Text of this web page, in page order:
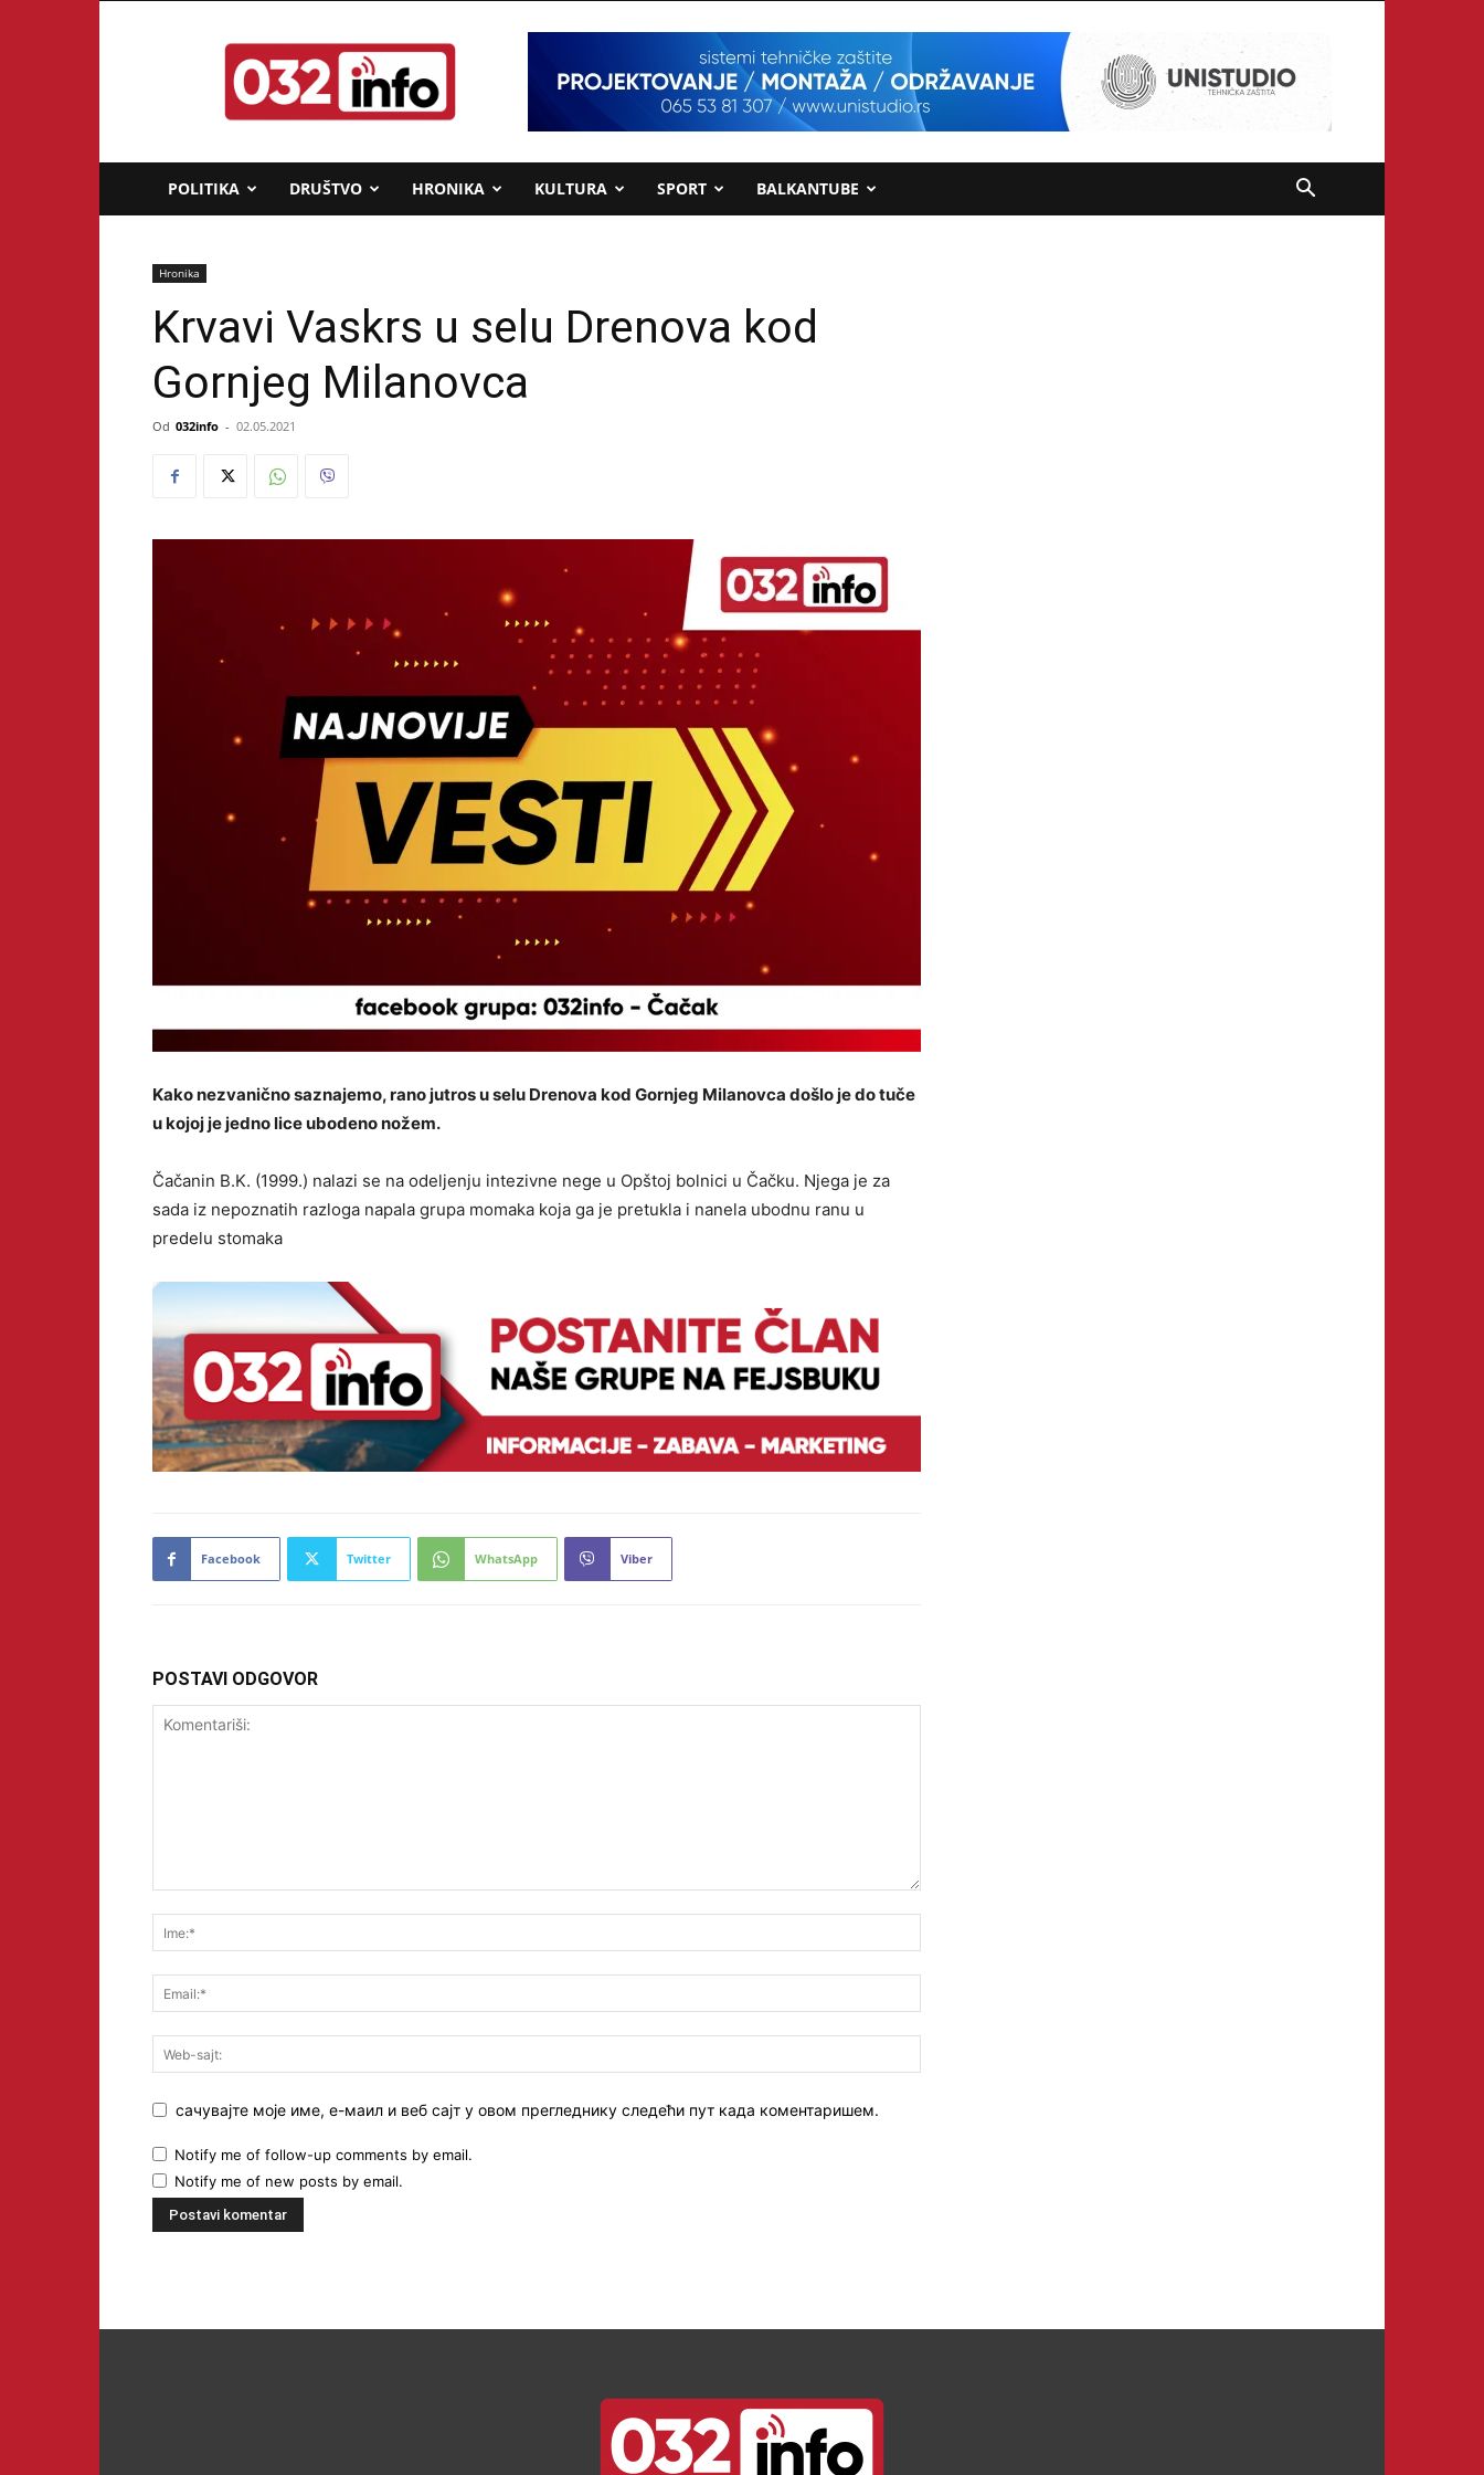
032info.rs
POLITIKA DRUŠTVO HRONIKA KULTURA SPORT BALKANTUBE
Hronika
Krvavi Vaskrs u selu Drenova kod
Gornjeg Milanovca
Od 032info - 02.05.2021
Kako nezvanično saznajemo, rano jutros u selu Drenova kod Gornjeg Milanovca došlo je do tuče
u kojoj je jedno lice ubodeno nožem.
Čačanin B.K. (1999.) nalazi se na odeljenju intezivne nege u Opštoj bolnici u Čačku. Njega je za
sada iz nepoznatih razloga napala grupa momaka koja ga je pretukla i nanela ubodnu ranu u
predelu stomaka
Facebook Twitter WhatsApp Viber
POSTAVI ODGOVOR
сачувајте моје име, е-маил и веб сајт у овом прегледнику следећи пут када коментаришем.
Notify me of follow-up comments by email.
Notify me of new posts by email.